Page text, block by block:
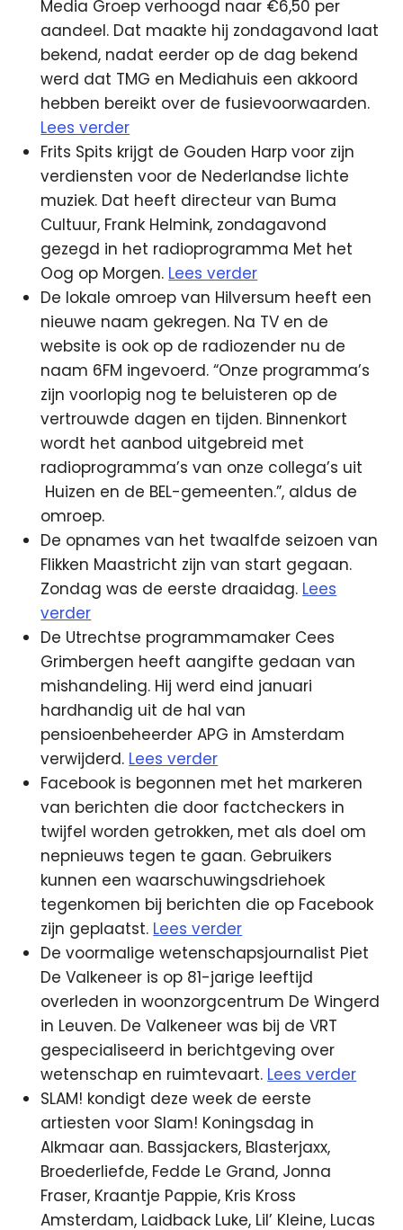
Media Groep verhoogd naar €6,50 per
aandeel. Dat maakte hij zondagavond laat
bekend, nadat eerder op de dag bekend
werd dat TMG en Mediahuis een akkoord
hebben bereikt over de fusievoorwaarden.
Lees verder
Frits Spits krijgt de Gouden Harp voor zijn
verdiensten voor de Nederlandse lichte
muziek. Dat heeft directeur van Buma
Cultuur, Frank Helmink, zondagavond
gezegd in het radioprogramma Met het
Oog op Morgen. Lees verder
De lokale omroep van Hilversum heeft een
nieuwe naam gekregen. Na TV en de
website is ook op de radiozender nu de
naam 6FM ingevoerd. “Onze programma’s
zijn voorlopig nog te beluisteren op de
vertrouwde dagen en tijden. Binnenkort
wordt het aanbod uitgebreid met
radioprogramma’s van onze collega’s uit
Huizen en de BEL-gemeenten.”, aldus de
omroep.
De opnames van het twaalfde seizoen van
Flikken Maastricht zijn van start gegaan.
Zondag was de eerste draaidag. Lees
verder
De Utrechtse programmamaker Cees
Grimbergen heeft aangifte gedaan van
mishandeling. Hij werd eind januari
hardhandig uit de hal van
pensioenbeheerder APG in Amsterdam
verwijderd. Lees verder
Facebook is begonnen met het markeren
van berichten die door factcheckers in
twijfel worden getrokken, met als doel om
nepnieuws tegen te gaan. Gebruikers
kunnen een waarschuwingsdriehoek
tegenkomen bij berichten die op Facebook
zijn geplaatst. Lees verder
De voormalige wetenschapsjournalist Piet
De Valkeneer is op 81-jarige leeftijd
overleden in woonzorgcentrum De Wingerd
in Leuven. De Valkeneer was bij de VRT
gespecialiseerd in berichtgeving over
wetenschap en ruimtevaart. Lees verder
SLAM! kondigt deze week de eerste
artiesten voor Slam! Koningsdag in
Alkmaar aan. Bassjackers, Blasterjaxx,
Broederliefde, Fedde Le Grand, Jonna
Fraser, Kraantje Pappie, Kris Kross
Amsterdam, Laidback Luke, Lil’ Kleine, Lucas